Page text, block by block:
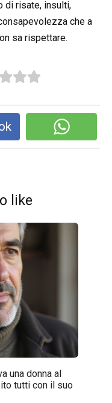
di risate, insulti,
che a
sa rispettare.
like
una donna al
tutti con il suo